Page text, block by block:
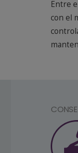
Entre
con el
Consejo Nº2
Al fregar los